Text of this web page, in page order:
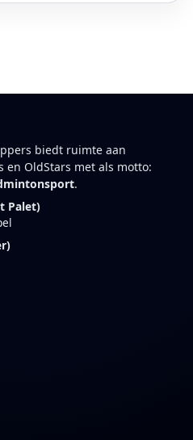
biedt ruimte aan
en OldStars met als motto:
.
Palet)